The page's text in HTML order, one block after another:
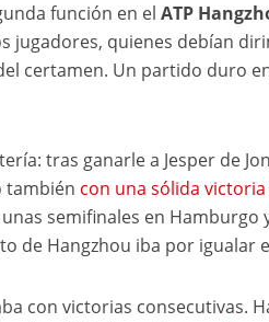
función en el ATP
quienes debían
certamen. Un partido duro
tras ganarle a Jesper de
también con una sólida
semifinales en
de Hangzhou iba por igualar
con victorias consecutivas.